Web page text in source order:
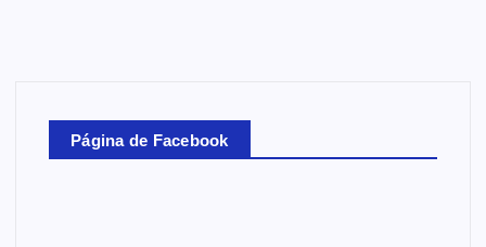
Página de Facebook